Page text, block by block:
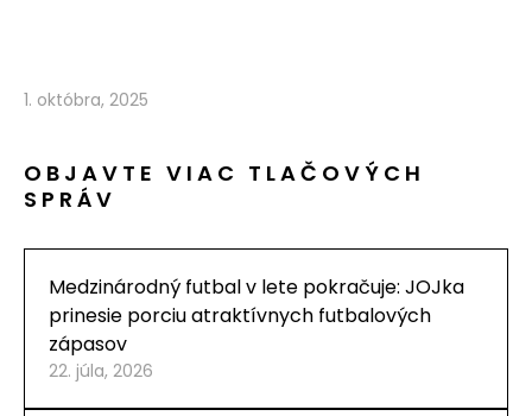
1. októbra, 2025
OBJAVTE VIAC TLAČOVÝCH
SPRÁV
Medzinárodný futbal v lete pokračuje: JOJka
prinesie porciu atraktívnych futbalových
zápasov
22. júla, 2026